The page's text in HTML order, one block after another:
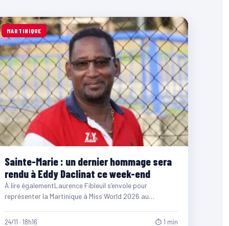
MARTINIQUE
Sainte-Marie : un dernier hommage sera
rendu à Eddy Daclinat ce week-end
À lire égalementLaurence Fibleuil s’envole pour
représenter la Martinique à Miss World 2026 au
24/11 · 18h16 ⏱ 1 min